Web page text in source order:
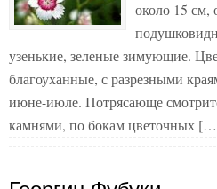
около 15 см,
узенькие, зеленые зимующие.
благоуханные, с разрезными
июне-июле. Потрясающе
камнями, по бокам цветочных